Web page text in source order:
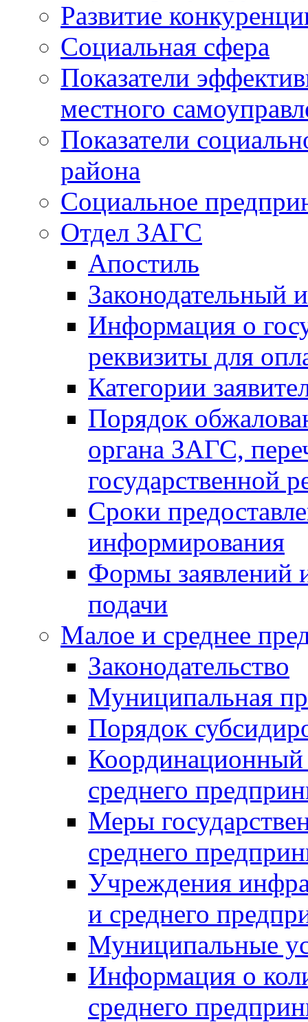
Развитие
Социальная сфера
Показатели
местного
Показатели
района
Социальное
Отдел ЗАГС
Апостиль
Законодательный
Информация о
реквизиты для
Категории
Порядок
органа ЗАГС,
государственной
Сроки
информирования
Формы заявлений
подачи
Малое и среднее
Законодательство
Муниципальная
Порядок
Координационный
среднего
Меры
среднего
Учреждения
и среднего
Муниципальные
Информация о
среднего